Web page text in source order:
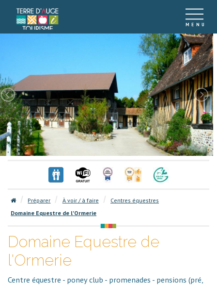
Préparer À voir / à faire
Centres équestres
Domaine Equestre de l'Ormerie
Domaine Equestre de
l'Ormerie
Centre équestre - poney club - promenades - pensions (pré,